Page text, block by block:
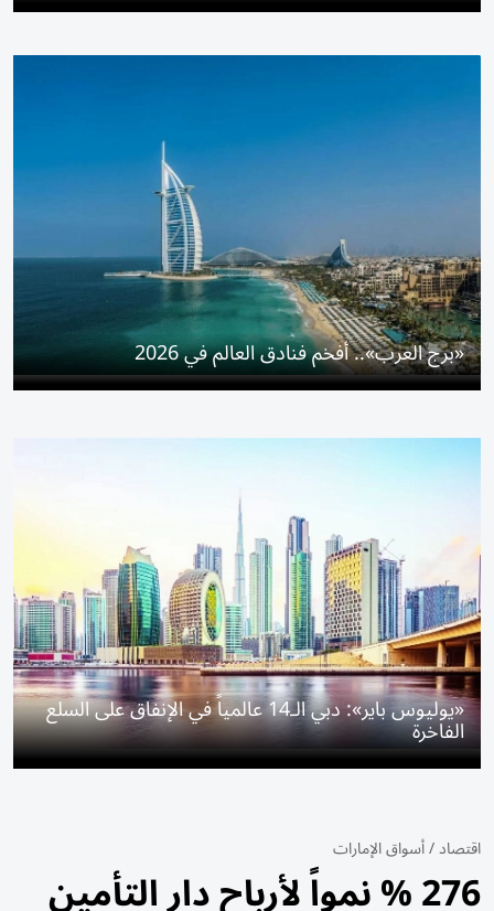
«برج العرب».. أفخم فنادق العالم في 2026
«يوليوس باير»: دبي الـ14 عالمياً في الإنفاق على السلع
الفاخرة
اقتصاد/أسواق الإمارات
276 % نمواً لأرباح دار التأمين